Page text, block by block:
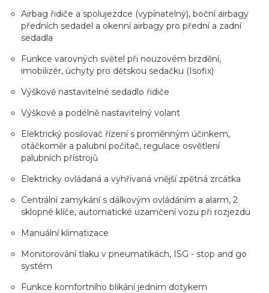
Airbag řidiče a spolujezdce (vypínatelný), boční airbagy
předních sedadel a okenní airbagy pro přední a zadní
sedadla
Funkce varovných světel při nouzovém brzdění,
imobilizér, úchyty pro dětskou sedačku (Isofix)
Výškově nastavitelné sedadlo řidiče
Výškově a podélně nastavitelný volant
Elektrický posilovač řízení s proměnným účinkem,
otáčkoměr a palubní počítač, regulace osvětlení
palubních přístrojů
Elektricky ovládaná a vyhřívaná vnější zpětná zrcátka
Centrální zamykání s dálkovým ovládáním a alarm, 2
sklopné klíče, automatické uzamčení vozu při rozjezdu
Manuální klimatizace
Monitorování tlaku v pneumatikách, ISG - stop and go
systém
Funkce komfortního blikání jedním dotykem